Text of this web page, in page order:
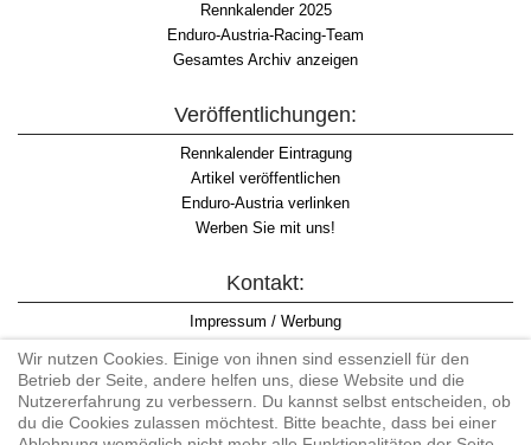
Rennkalender 2025
Enduro-Austria-Racing-Team
Gesamtes Archiv anzeigen
Veröffentlichungen:
Rennkalender Eintragung
Artikel veröffentlichen
Enduro-Austria verlinken
Werben Sie mit uns!
Kontakt:
Impressum / Werbung
Informationspflicht WKO
AGB
Wir nutzen Cookies. Einige von ihnen sind essenziell für den
Betrieb der Seite, andere helfen uns, diese Website und die
Nutzererfahrung zu verbessern. Du kannst selbst entscheiden, ob
du die Cookies zulassen möchtest. Bitte beachte, dass bei einer